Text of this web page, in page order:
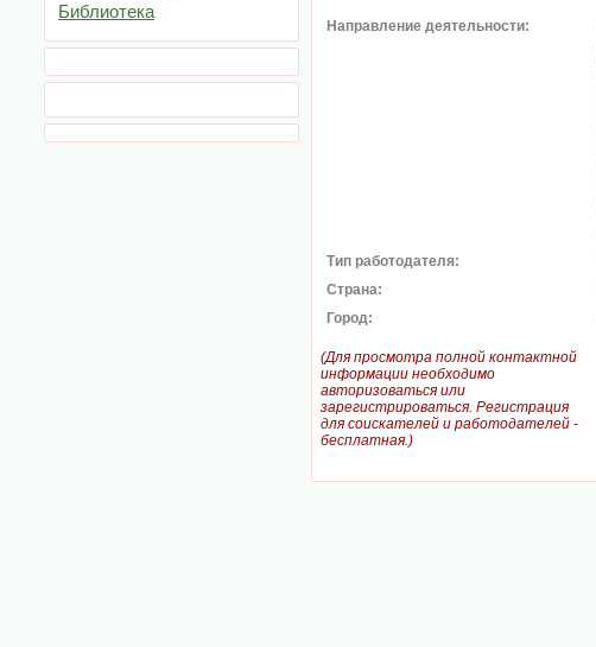
Библиотека
Направление деятельности:
Тип работодателя:
Страна:
Город:
(Для просмотра полной контактной
информации необходимо
авторизоваться или
зарегистрироваться. Регистрация
для соискателей и работодателей -
бесплатная.)